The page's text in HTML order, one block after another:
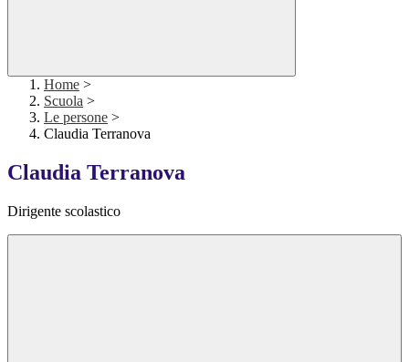
Home >
Scuola >
Le persone >
Claudia Terranova
Claudia Terranova
Dirigente scolastico